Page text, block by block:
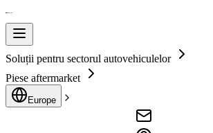
Soluții pentru sectorul autovehiculelor
Piese aftermarket
Europe